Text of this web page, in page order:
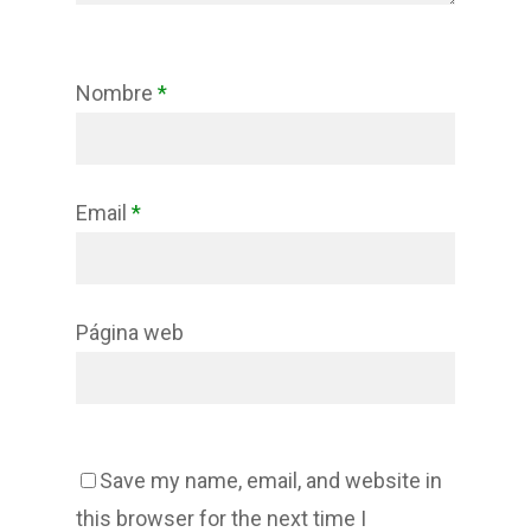
Nombre *
Email *
Página web
Save my name, email, and website in
this browser for the next time I